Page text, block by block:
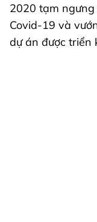
2020 tạm
Covid-19 và
dự án được triển